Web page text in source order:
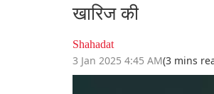
खारिज की
Shahadat
3 Jan 2025 4:45 AM(3 mins